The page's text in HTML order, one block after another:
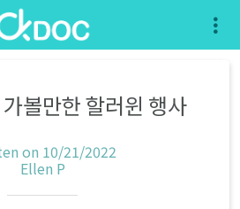
볼만한 할러윈 행사
on 10/21/2022
Ellen P